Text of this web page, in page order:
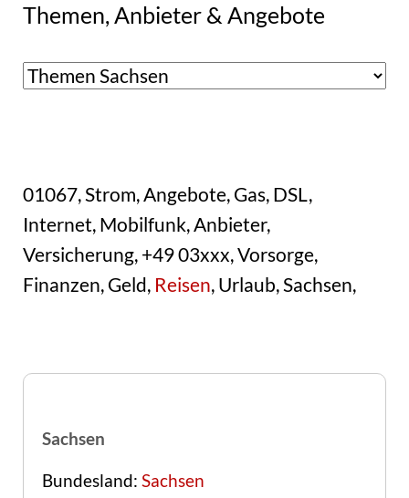
Themen, Anbieter & Angebote
01067, Strom, Angebote, Gas, DSL,
Internet, Mobilfunk, Anbieter,
Versicherung, +49 03xxx, Vorsorge,
Finanzen, Geld, Reisen, Urlaub, Sachsen,
Sachsen
Bundesland: Sachsen